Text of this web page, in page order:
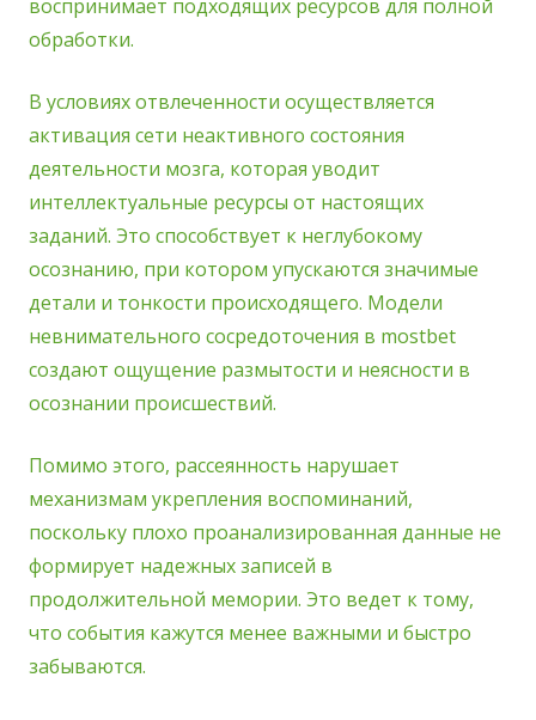
воспринимает подходящих ресурсов для полной
обработки.
В условиях отвлеченности осуществляется
активация сети неактивного состояния
деятельности мозга, которая уводит
интеллектуальные ресурсы от настоящих
заданий. Это способствует к неглубокому
осознанию, при котором упускаются значимые
детали и тонкости происходящего. Модели
невнимательного сосредоточения в mostbet
создают ощущение размытости и неясности в
осознании происшествий.
Помимо этого, рассеянность нарушает
механизмам укрепления воспоминаний,
поскольку плохо проанализированная данные не
формирует надежных записей в
продолжительной мемории. Это ведет к тому,
что события кажутся менее важными и быстро
забываются.